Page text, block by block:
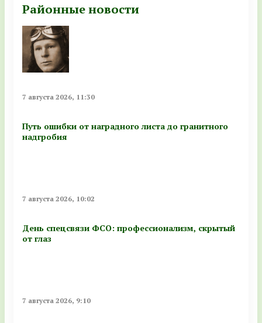
Районные новости
7 августа 2026, 11:30
Путь ошибки от наградного листа до гранитного
надгробия
7 августа 2026, 10:02
День спецсвязи ФСО: профессионализм, скрытый
от глаз
7 августа 2026, 9:10